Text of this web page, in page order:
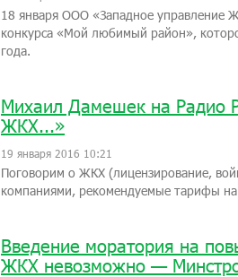
18 января ООО «Западное управление
конкурса «Мой любимый район»,
года.
Михаил Дамешек на Радио
ЖКХ...»
19 января 2016 10:21
Поговорим о ЖКХ (лицензирование,
компаниями, рекомендуемые тарифы
Введение моратория на
ЖКХ невозможно —